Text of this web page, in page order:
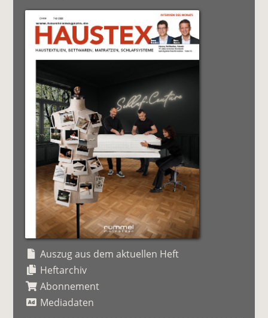
Auszug aus dem aktuellen Heft
Heftarchiv
Abonnement
Mediadaten